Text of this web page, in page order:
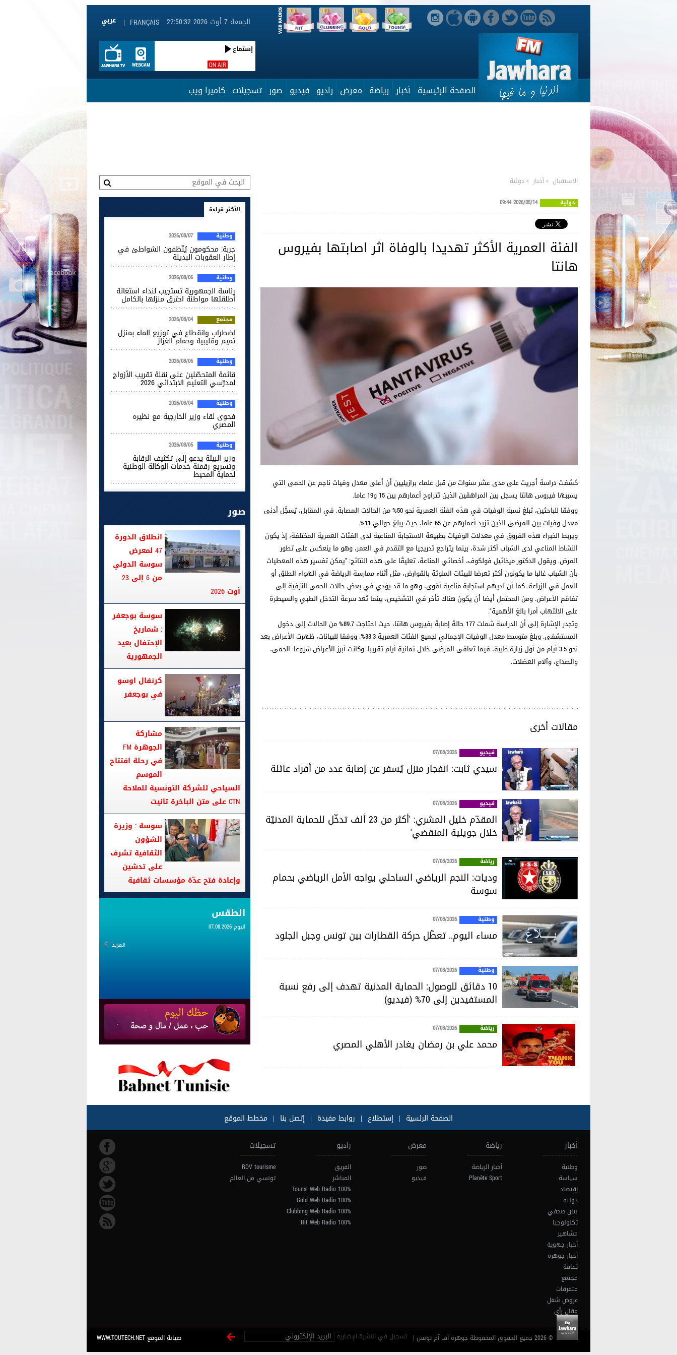
FRANÇAIS
| الجمعة 7 أوت 2026 22:50:33
ON AIR
إستماع
الصفحة الرئيسية أخبار رياضة معرض راديو فيديو صور تسجيلات كاميرا ويب
الاستقبال >أخبار >دولية
دولية 2026/05/14 09:44
الفئة العمرية الأكثر تهديدا بالوفاة اثر اصابتها بفيروس
هانتا
كشفت دراسة أجريت على مدى عشر سنوات من قبل علماء برازيليين أن أعلى معدل وفيات ناجم عن الحمى التي
يسببها فيروس هانتا يسجل بين المراهقين الذين تتراوح أعمارهم بين 15 و19 عاما.
ووفقا للباحثين، تبلغ نسبة الوفيات في هذه الفئة العمرية نحو 50% من الحالات المصابة. في المقابل، يُسجَّل أدنى
معدل وفيات بين المرضى الذين تزيد أعمارهم عن 65 عاما، حيث يبلغ حوالي 11%.
ويربط الخبراء هذه الفروق في معدلات الوفيات بطبيعة الاستجابة المناعية لدى الفئات العمرية المختلفة، إذ يكون
النشاط المناعي لدى الشباب أكثر شدة، بينما يتراجع تدريجيا مع التقدم في العمر، وهو ما ينعكس على تطور
المرض. ويقول الدكتور ميخائيل فولكوف، أخصائي المناعة، تعليقًا على هذه النتائج: "يمكن تفسير هذه المعطيات
بأن الشباب غالبا ما يكونون أكثر تعرضا للبيئات الملوثة بالقوارض، مثل أثناء ممارسة الرياضة في الهواء الطلق أو
العمل في الزراعة. كما أن لديهم استجابة مناعية أقوى، وهو ما قد يؤدي في بعض حالات الحمى النزفية إلى
تفاقم الأعراض. ومن المحتمل أيضا أن يكون هناك تأخر في التشخيص، بينما تُعد سرعة التدخل الطبي والسيطرة
على الالتهاب أمرا بالغ الأهمية".
وتجدر الإشارة إلى أن الدراسة شملت 177 حالة إصابة بفيروس هانتا، حيث احتاجت 89.7% من الحالات إلى دخول
المستشفى. وبلغ متوسط معدل الوفيات الإجمالي لجميع الفئات العمرية 33.3%. ووفقا للبيانات، ظهرت الأعراض بعد
نحو 3.5 أيام من أول زيارة طبية، فيما تعافى المرضى خلال ثمانية أيام تقريبا. وكانت أبرز الأعراض شيوعا: الحمى،
والصداع، وآلام العضلات.
مقالات أخرى
فيديو 07/08/2026
سيدي ثابت: انفجار منزل يُسفر عن إصابة عدد من أفراد عائلة
فيديو 07/08/2026
المقدّم خليل المشري: 'أكثر من 23 ألف تدخّل للحماية المدنيّة
خلال جويلية المنقضي'
رياضة 07/08/2026
وديات: النجم الرياضي الساحلي يواجه الأمل الرياضي بحمام
سوسة
وطنية 07/08/2026
مساء اليوم.. تعطّل حركة القطارات بين تونس وجبل الجلود
وطنية 07/08/2026
10 دقائق للوصول: الحماية المدنية تهدف إلى رفع نسبة
المستفيدين إلى 70% (فيديو)
رياضة 07/08/2026
محمد علي بن رمضان يغادر الأهلي المصري
الأكثر قراءة
وطنية 2026/08/07
جربة: محكومون يُنّظفون الشواطئ في
إطار العقوبات البديلة
وطنية 2026/08/06
رئاسة الجمهورية تستجيب لنداء استغاثة
أطلقتها مواطنة احترق منزلها بالكامل
مجتمع 2026/08/04
اضطراب وانقطاع في توزيع الماء بمنزل
تميم وقليبية وحمام الغزاز
وطنية 2026/08/06
قائمة المتحصّلين على نقلة تقريب الأزواج
لمدرّسي التعليم الابتدائي 2026
وطنية 2026/08/04
فحوى لقاء وزير الخارجية مع نظيره
المصري
وطنية 2026/08/05
وزير البيئة يدعو إلى تكثيف الرقابة
وتسريع رقمنة خدمات الوكالة الوطنية
لحماية المحيط
صور
انطلاق الدورة
47 لمعرض
سوسة الدولي
من 6 إلى 23
أوت 2026
سوسة بوجعفر
: شماريخ
الإحتفال بعيد
الجمهورية
كرنفال اوسو
في بوجعفر
مشاركة
الجوهرة FM
في رحلة افتتاح
الموسم
السياحي للشركة التونسية للملاحة
CTN على متن الباخرة تانيت
سوسة : وزيرة
الشؤون
الثقافية تشرف
على تدشين
وإعادة فتح عدّة مؤسسات ثقافية
الطقس
اليوم 07.08.2026
المزيد
الصفحة الرئسية | إستطلاع | روابط مفيدة | إتصل بنا | مخطط الموقع
أخبار
وطنية
سياسة
إقتصاد
دولية
بيان صحفي
تكنولوجيا
مشاهير
أخبار جهوية
أخبار جوهرة
ثقافة
مجتمع
متفرقات
عروض شغل
مقال رأي
رياضة
أخبار الرياضة
Planète Sport
معرض
صور
فيديو
راديو
الفريق
المباشر
100% Tounsi Web Radio
100% Gold Web Radio
100% Clubbing Web Radio
100% Hit Web Radio
تسجيلات
RDV tourisme
تونسي من العالم
© 2026 جميع الحقوق المحفوظة جوهرة أف آم تونس | تسجيل في النشرة الإخبارية صيانة الموقع WWW.TOUTECH.NET